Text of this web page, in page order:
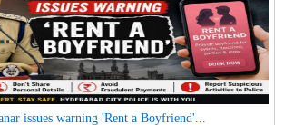
issues warning 'Rent a Boyfriend'...